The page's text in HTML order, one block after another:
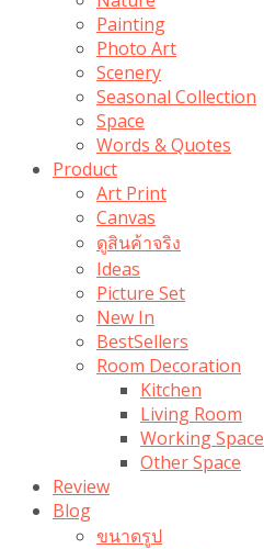
Painting
Photo Art
Scenery
Seasonal Collection
Space
Words & Quotes
Product
Art Print
Canvas
ดูสินค้าจริง
Ideas
Picture Set
New In
BestSellers
Room Decoration
Kitchen
Living Room
Working Space
Other Space
Review
Blog
ขนาดรูป